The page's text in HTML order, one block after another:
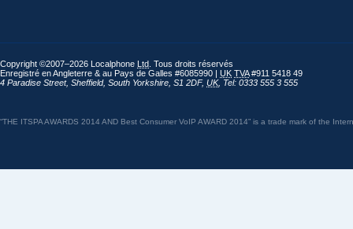
Copyright ©2007–2026 Localphone Ltd . Tous droits réservés
Enregistré en Angleterre & au Pays de Galles #6085990 | UK TVA#911 5418 49
4 Paradise Street, Sheffield, South Yorkshire S1 2DF, UK, Tel: 0333 555 3 555
“THE ITSPA AWARDS 2014 AND Best Consumer VoIP AWARD 2014” is a trade mark of the